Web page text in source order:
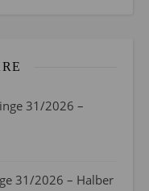
31/2026 –
31/2026 – Halber